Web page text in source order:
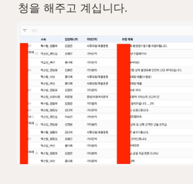
청을 해주고 계십니다.